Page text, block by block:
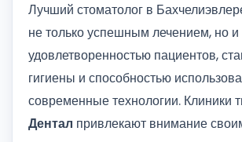
Лучший стоматолог в
не только успешным лечением, но и
удовлетворенностью пациентов,
гигиены и способностью
современные технологии. Клиники
Дентал привлекают внимание